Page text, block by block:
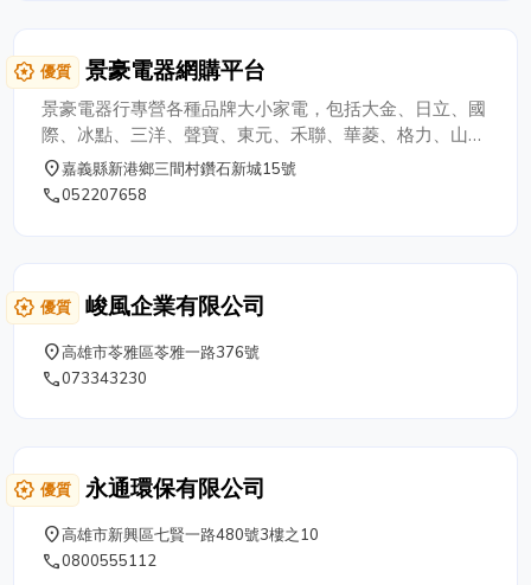
award_star 優質 景豪電器網購平台
景豪電器行專營各種品牌大小家電，包括大金、日立、國
際、冰點、三洋、聲寶、東元、禾聯、華菱、格力、山
田、TCL、萬士益、奇美等知名品牌，產品涵蓋變頻冷
氣、箱型冷氣、分離式冷氣、窗型冷氣、洗衣機、冰箱、
生活。
place嘉義縣新港鄉三間村鑽石新城15號
phone052207658
award_star 優質 峻風企業有限公司
place高雄市苓雅區苓雅一路376號
phone073343230
award_star 優質 永通環保有限公司
place高雄市新興區七賢一路480號3樓之10
phone0800555112